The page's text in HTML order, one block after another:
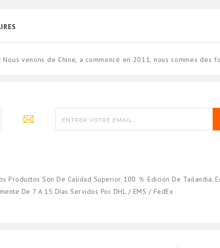
venons de Chine, a commencé en 2011, nous sommes des
Productos Son De Calidad Superior 100 ％ Edición De Tailandia.
De 7 A 15 Días Servidos Por DHL / EMS / FedEx